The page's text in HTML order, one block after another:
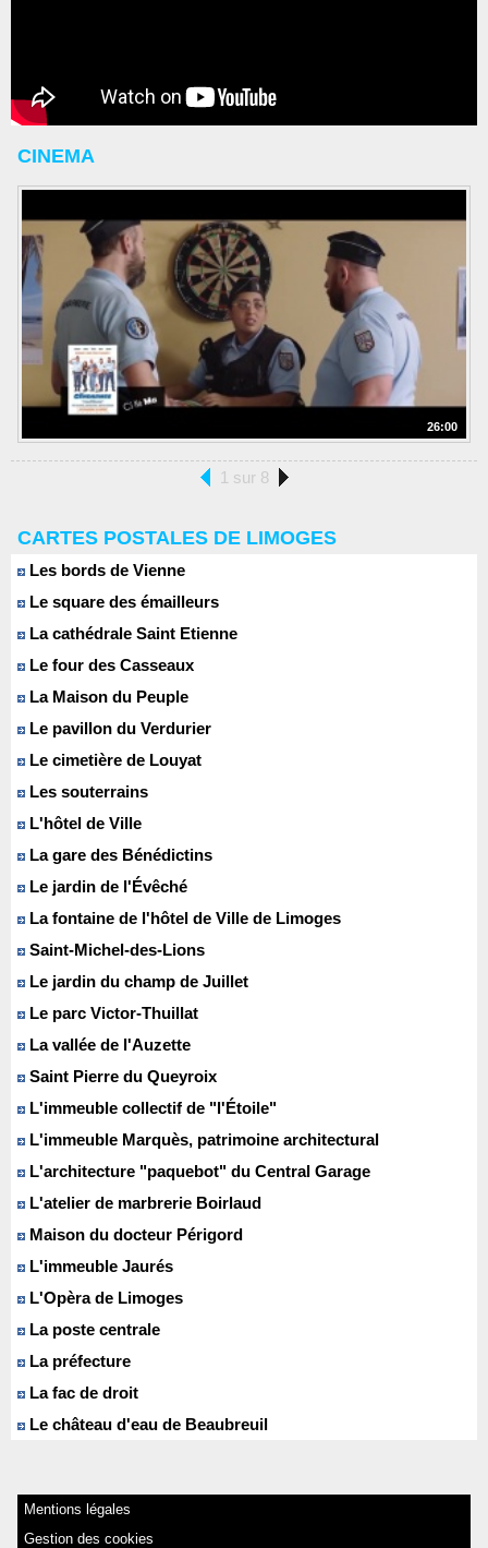
CINEMA
26:00
1 sur 8
CARTES POSTALES DE LIMOGES
Les bords de Vienne
Le square des émailleurs
La cathédrale Saint Etienne
Le four des Casseaux
La Maison du Peuple
Le pavillon du Verdurier
Le cimetière de Louyat
Les souterrains
L'hôtel de Ville
La gare des Bénédictins
Le jardin de l'Évêché
La fontaine de l'hôtel de Ville de Limoges
Saint-Michel-des-Lions
Le jardin du champ de Juillet
Le parc Victor-Thuillat
La vallée de l'Auzette
Saint Pierre du Queyroix
L'immeuble collectif de "l'Étoile"
L'immeuble Marquès, patrimoine architectural
L'architecture "paquebot" du Central Garage
L'atelier de marbrerie Boirlaud
Maison du docteur Périgord
L'immeuble Jaurés
L'Opèra de Limoges
La poste centrale
La préfecture
La fac de droit
Le château d'eau de Beaubreuil
Mentions légales
Gestion des cookies